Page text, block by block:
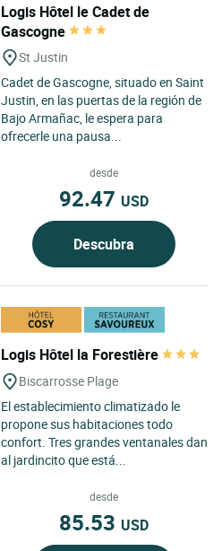
Logis Hôtel le Cadet de
Gascogne
St Justin
Cadet de Gascogne, situado en Saint
Justin, en las puertas de la región de
Bajo Armañac, le espera para
ofrecerle una pausa...
desde
92.47 USD
Descubra
Logis Hôtel la Forestière
Biscarrosse Plage
El establecimiento climatizado le
propone sus habitaciones todo
confort. Tres grandes ventanales dan
al jardincito que está...
desde
85.53 USD